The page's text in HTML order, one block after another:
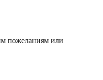
пожеланиям или